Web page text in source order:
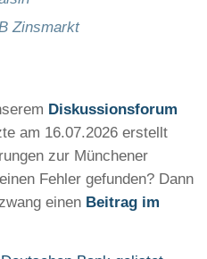
Zinsmarkt
Diskussionsforum
am 16.07.2026 erstellt
zur Münchener
Fehler gefunden? Dann
einen Beitrag im